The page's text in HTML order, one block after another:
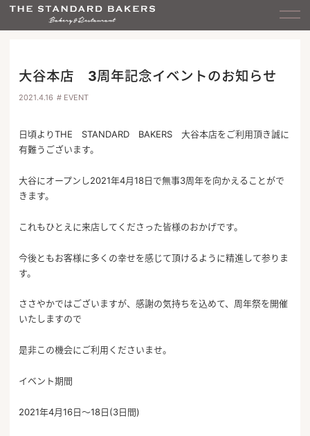
大谷本店 3周年記念イベントのお知らせ
2021.4.16 # EVENT
日頃よりTHE STANDARD BAKERS 大谷本店をご利用頂き誠に
有難うございます。
大谷にオープンし2021年4月18日で無事3周年を向かえることがで
きます。
これもひとえに来店してくださった皆様のおかげです。
今後ともお客様に多くの幸せを感じて頂けるように精進して参りま
す。
ささやかではございますが、感謝の気持ちを込めて、周年祭を開催
いたしますので
是非この機会にご利用くださいませ。
イベント期間
2021年4月16日～18日(3日間)